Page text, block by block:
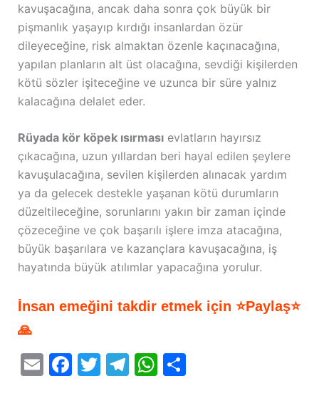
kavuşacağına, ancak daha sonra çok büyük bir
pişmanlık yaşayıp kırdığı insanlardan özür
dileyeceğine, risk almaktan özenle kaçınacağına,
yapılan planların alt üst olacağına, sevdiği kişilerden
kötü sözler işiteceğine ve uzunca bir süre yalnız
kalacağına delalet eder.
Rüyada kör köpek ısırmasıevlatların hayırsız
çıkacağına, uzun yıllardan beri hayal edilen şeylere
kavuşulacağına, sevilen kişilerden alınacak yardım
ya da gelecek destekle yaşanan kötü durumların
düzeltileceğine, sorunlarını yakın bir zaman içinde
çözeceğine ve çok başarılı işlere imza atacağına,
büyük başarılara ve kazançlara kavuşacağına, iş
hayatında büyük atılımlar yapacağına yorulur.
İnsan emeğini takdir etmek için ⭐Paylaş⭐
🙏
E F T T W S